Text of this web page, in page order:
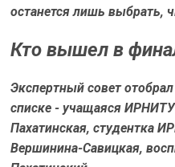
останется лишь выбрать,
Кто вышел в
Экспертный совет
списке - учащаяся
Пахатинская, студентка
Вершинина-Савицкая,